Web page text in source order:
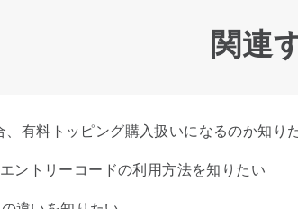
関連
、有料トッピング購入扱いになるのか知り
ントリーコードの利用方法を知りたい